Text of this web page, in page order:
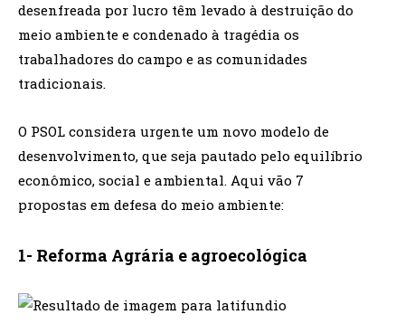
desenfreada por lucro têm levado à destruição do
meio ambiente e condenado à tragédia os
trabalhadores do campo e as comunidades
tradicionais.
O PSOL considera urgente um novo modelo de
desenvolvimento, que seja pautado pelo equilíbrio
econômico, social e ambiental. Aqui vão 7
propostas em defesa do meio ambiente:
1- Reforma Agrária e agroecológica